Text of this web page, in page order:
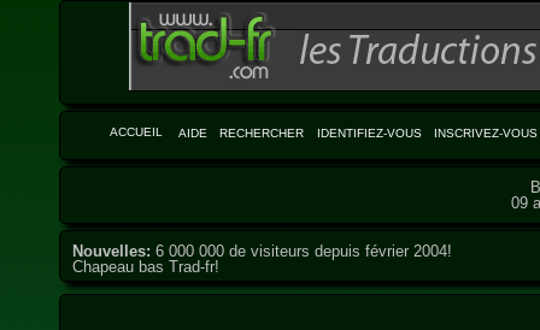
ACCUEIL AIDE RECHERCHER IDENTIFIEZ-VOUS INSCRIVEZ-VOUS
09
Nouvelles: 6 000 000 de visiteurs depuis février 2004!
Chapeau bas Trad-fr!